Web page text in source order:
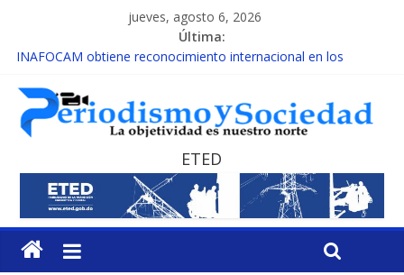
jueves, agosto 6, 2026
Última:
INAFOCAM obtiene reconocimiento internacional en los
15 de febrero de cada año es Día Nacional de la lucha contra el
cáncer infantil
EL ENFOQUE UNILATERAL DE LA COALICIÓN
MESCyT y Universidad Albizu apoyarán rehabilitación de
reclusos
MESCyT presenta calendario de Consulta Nacional por la
Educación
ETED